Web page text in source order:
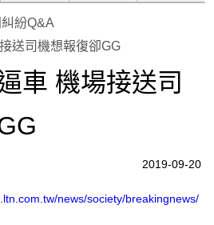
紛Q&A
送司機想報復卻GG
車 機場接送司
2019-09-20
news/society/breakingnews/